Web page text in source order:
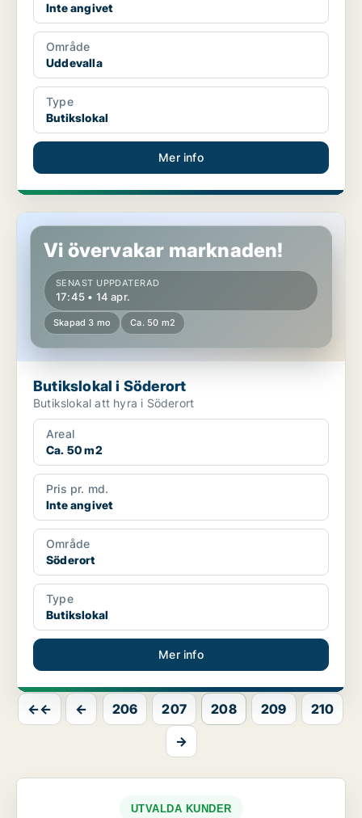
Inte angivet
Område
Uddevalla
Type
Butikslokal
Mer info
Butikslokal i Söderort
Vi övervakar marknaden!
SENAST UPPDATERAD
17:45 • 14 apr.
Skapad 3 mo Ca. 50 m2
Butikslokal i Söderort
Butikslokal att hyra i Söderort
Areal
Ca. 50 m2
Pris pr. md.
Inte angivet
Område
Söderort
Type
Butikslokal
Mer info
←← ← 206 207 208 209
210
→
UTVALDA KUNDER